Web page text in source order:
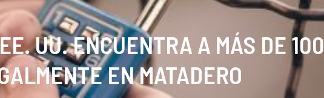
UU. ENCUENTRA A MÁS DE 100
EN MATADERO